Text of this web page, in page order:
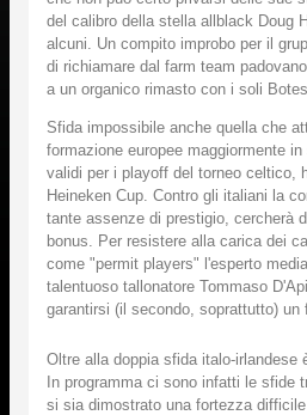
del calibro della stella allblack Doug
alcuni. Un compito improbo per il
di richiamare dal farm team
a un organico rimasto con i soli
Sfida impossibile anche quella che
formazione europee maggiormente
validi per i playoff del torneo celtico,
Heineken Cup. Contro gli italiani la
tante assenze di prestigio, cercherà
bonus. Per resistere alla carica dei
come "permit players" l'esperto
talentuoso tallonatore Tommaso
garantirsi (il secondo, soprattutto) un
Oltre alla doppia sfida italo-irlandese
In programma ci sono infatti le sfide
si sia dimostrato una fortezza